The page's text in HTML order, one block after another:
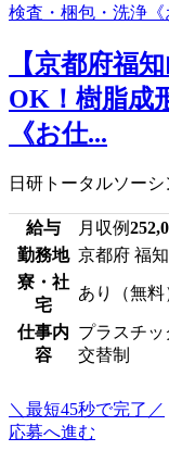
【京都府福
OK！樹脂成
《お仕...
日研トータルソー
給与 月収例
勤務地 京都府 福
寮・社
宅
あり（無料
仕事内
容
プラスチ
交替制
＼最短45秒で完了／
応募へ進む